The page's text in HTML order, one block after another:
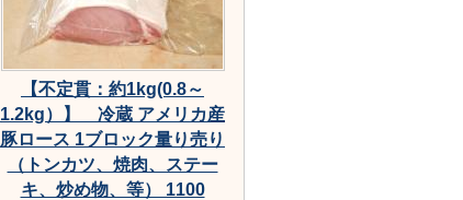
【不定貫：約1kg(0.8～
1.2kg）】 冷蔵 アメリカ産
豚ロース 1ブロック量り売り
（トンカツ、焼肉、ステー
キ、炒め物、等） 1100